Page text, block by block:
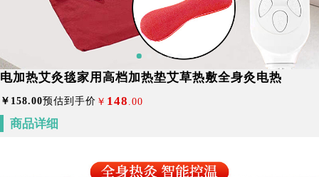
电加热艾灸毯家用高档加热垫艾草热敷全身灸电热
￥ 158.00预估到手价 ￥ 148 .00
商品详细